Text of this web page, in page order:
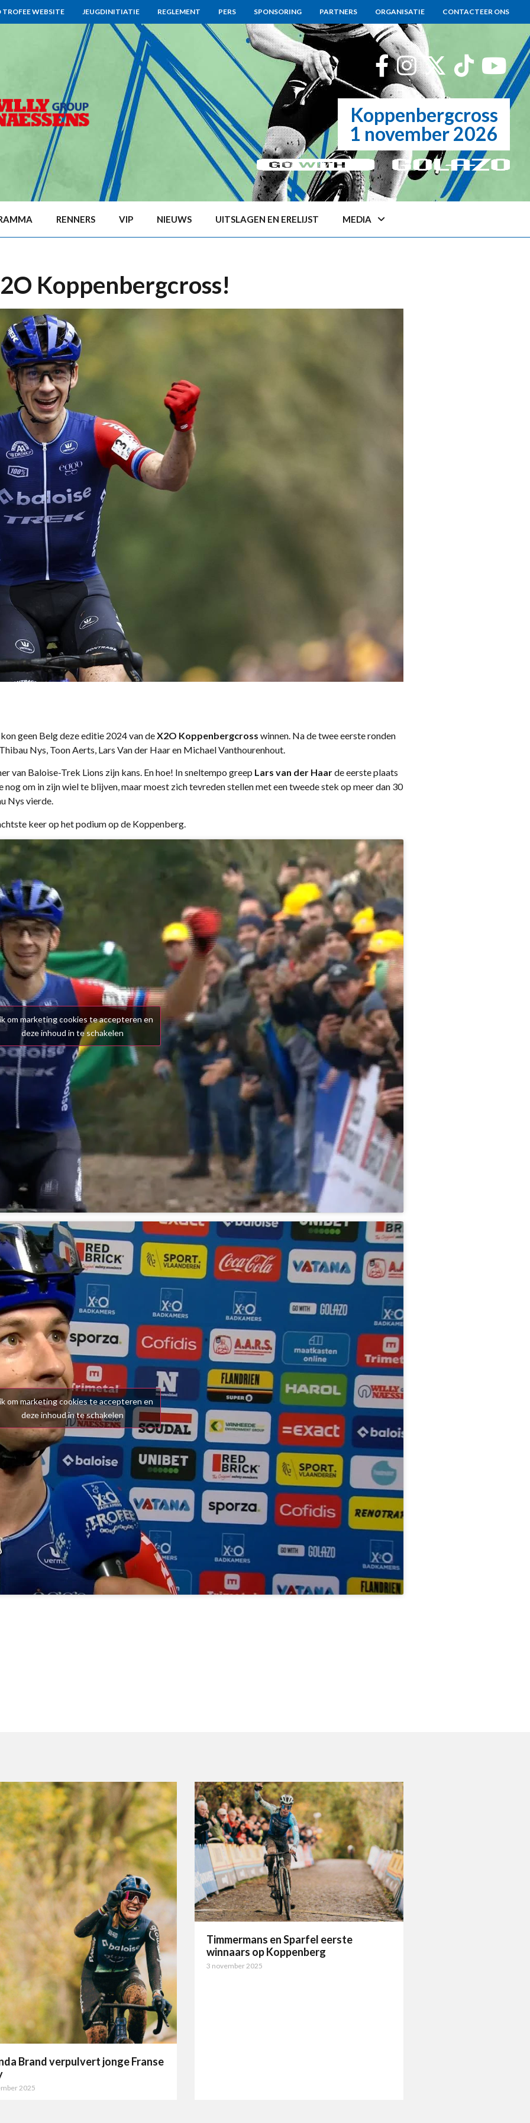
TROFEE WEBSITE JEUGDINITIATIE REGLEMENT PERS SPONSORING PARTNERS ORGANISATIE CONTACTEER ONS
Koppenbergcross
1 november 2026
RENNERS VIP NIEUWS UITSLAGEN EN ERELIJST MEDIA
Koppenbergcross!
geen Belg deze editie 2024 van deX2O Koppenbergcross winnen. Na de twee eerste ronden
Nys, Toon Aerts, Lars Van der Haar en Michael Vanthourenhout.
van Baloise-Trek Lions zijn kans. En hoe! In sneltempo greep Lars van der Haarde eerste plaats
om in zijn wiel te blijven, maar moest zich tevreden stellen met een tweede stek op meer dan 30
Nys vierde.
keer op het podium op de Koppenberg.
om marketing cookies te accepteren en
deze inhoud in te schakelen
om marketing cookies te accepteren en
deze inhoud in te schakelen
Brand verpulvert jonge Franse
2025
Timmermans en Sparfel eerste
winnaars op Koppenberg
3 november 2025